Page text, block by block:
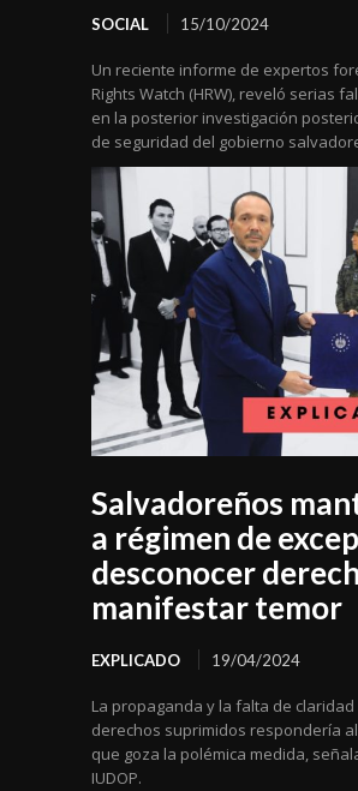
SOCIAL 15/10/2024
Un reciente informe de expertos
Rights Watch (HRW), reveló serias
en la posterior investigación
de seguridad del gobierno
Salvadoreños
a régimen de
desconocer
manifestar temor
EXPLICADO 19/04/2024
La propaganda y la falta de
derechos suprimidos respondería
que goza la polémica medida,
IUDOP.